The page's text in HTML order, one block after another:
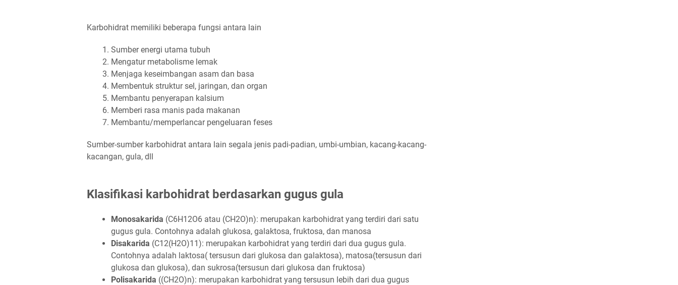
Karbohidrat memiliki beberapa fungsi antara lain
Sumber energi utama tubuh
Mengatur metabolisme lemak
Menjaga keseimbangan asam dan basa
Membentuk struktur sel, jaringan, dan organ
Membantu penyerapan kalsium
Memberi rasa manis pada makanan
Membantu/memperlancar pengeluaran feses
Sumber-sumber karbohidrat antara lain segala jenis padi-padian, umbi-umbian, kacang-kacang-
kacangan, gula, dll
Klasifikasi karbohidrat berdasarkan gugus gula
Monosakarida (C6H12O6 atau (CH2O)n): merupakan karbohidrat yang terdiri dari satu
gugus gula. Contohnya adalah glukosa, galaktosa, fruktosa, dan manosa
Disakarida (C12(H2O)11): merupakan karbohidrat yang terdiri dari dua gugus gula.
Contohnya adalah laktosa( tersusun dari glukosa dan galaktosa), matosa(tersusun dari
glukosa dan glukosa), dan sukrosa(tersusun dari glukosa dan fruktosa)
Polisakarida ((CH2O)n): merupakan karbohidrat yang tersusun lebih dari dua gugus